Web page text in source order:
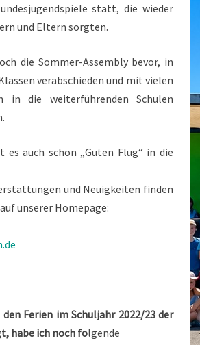
statt, die wieder
und Eltern sorgten.
die Sommer-Assembly bevor, in
verabschieden und mit vielen
in die weiterführenden Schulen
auch schon „Guten Flug“ in die
und Neuigkeiten finden
unserer Homepage:
Ferien im Schuljahr 2022/23 der
habe ich noch folgende